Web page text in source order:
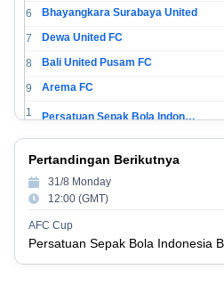
6
Bhayangkara Surabaya United
7
Dewa United FC
8
Bali United Pusam FC
9
Arema FC
1
Persatuan Sepak Bola Indonesia Tangerang
1
1
2
3
1
4
Pertandingan Berikutnya
31/8 Monday
12:00 (GMT)
AFC Cup